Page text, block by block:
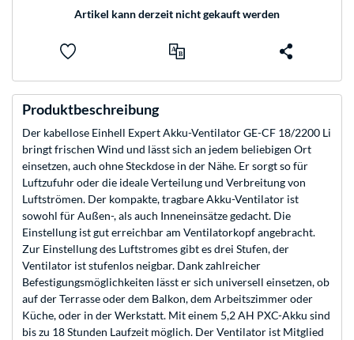
Artikel kann derzeit nicht gekauft werden
Produktbeschreibung
Der kabellose Einhell Expert Akku-Ventilator GE-CF 18/2200 Li
bringt frischen Wind und lässt sich an jedem beliebigen Ort
einsetzen, auch ohne Steckdose in der Nähe. Er sorgt so für
Luftzufuhr oder die ideale Verteilung und Verbreitung von
Luftströmen. Der kompakte, tragbare Akku-Ventilator ist
sowohl für Außen-, als auch Inneneinsätze gedacht. Die
Einstellung ist gut erreichbar am Ventilatorkopf angebracht.
Zur Einstellung des Luftstromes gibt es drei Stufen, der
Ventilator ist stufenlos neigbar. Dank zahlreicher
Befestigungsmöglichkeiten lässt er sich universell einsetzen, ob
auf der Terrasse oder dem Balkon, dem Arbeitszimmer oder
Küche, oder in der Werkstatt. Mit einem 5,2 AH PXC-Akku sind
bis zu 18 Stunden Laufzeit möglich. Der Ventilator ist Mitglied